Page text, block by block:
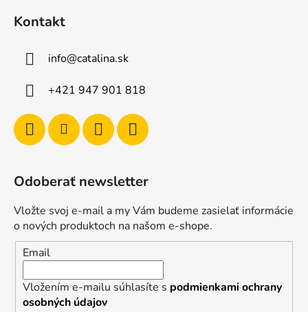
Kontakt
info@catalina.sk
+421 947 901 818
Odoberať newsletter
Vložte svoj e-mail a my Vám budeme zasielať informácie
o nových produktoch na našom e-shope.
Email
Vložením e-mailu súhlasíte s podmienkami ochrany
osobných údajov